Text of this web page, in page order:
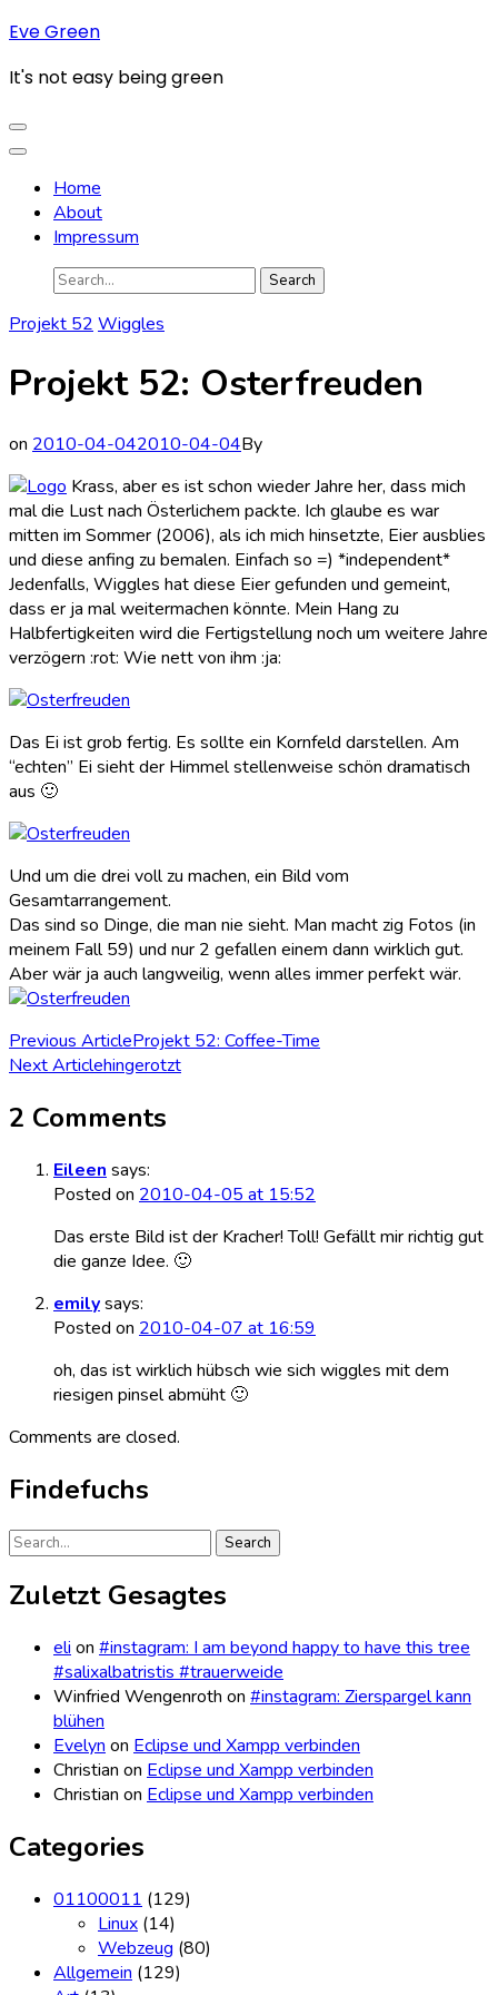
Skip
content
Enter)
Eve Green
It's not easy being green
Home
About
Impressum
Search
Projekt 52 Wiggles
Projekt 52: Osterfreuden
on 2010-04-042010-04-04By
Krass, aber es ist schon wieder Jahre her, dass mich
mal die Lust nach Österlichem packte. Ich glaube es war
mitten im Sommer (2006), als ich mich hinsetzte, Eier ausblies
und diese anfing zu bemalen. Einfach so =) *independent*
Jedenfalls, Wiggles hat diese Eier gefunden und gemeint,
dass er ja mal weitermachen könnte. Mein Hang zu
Halbfertigkeiten wird die Fertigstellung noch um weitere Jahre
verzögern :rot: Wie nett von ihm :ja:
Das Ei ist grob fertig. Es sollte ein Kornfeld darstellen. Am
“echten” Ei sieht der Himmel stellenweise schön dramatisch
aus 🙂
Und um die drei voll zu machen, ein Bild vom
Gesamtarrangement.
Das sind so Dinge, die man nie sieht. Man macht zig Fotos (in
meinem Fall 59) und nur 2 gefallen einem dann wirklich gut.
Aber wär ja auch langweilig, wenn alles immer perfekt wär.
Post
Navigation
Previous ArticleProjekt 52: Coffee-Time
Next Articlehingerotzt
2 Comments
Eileen says:
Posted on 2010-04-05 at 15:52
Das erste Bild ist der Kracher! Toll! Gefällt mir richtig gut
die ganze Idee. 🙂
emilysays:
Posted on 2010-04-07 at 16:59
oh, das ist wirklich hübsch wie sich wiggles mit dem
riesigen pinsel abmüht 🙂
Comments are closed.
Findefuchs
Search
for:
Zuletzt Gesagtes
eli on #instagram: I am beyond happy to have this tree
#salixalbatristis #trauerweide
Winfried Wengenroth on #instagram: Zierspargel kann
blühen
Evelyn on Eclipse und Xampp verbinden
Christian on Eclipse und Xampp verbinden
Christian on Eclipse und Xampp verbinden
Categories
01100011 (129)
Linux (14)
Webzeug (80)
Allgemein (129)